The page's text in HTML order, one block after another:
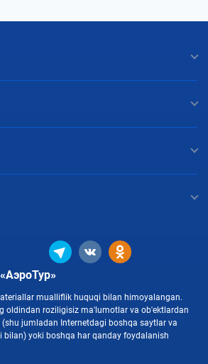
mualliflik huquqi bilan himoyalangan.
oldindan roziligisiz ma'lumotlar va ob'ektlardan
jumladan Internetdagi boshqa saytlar va
bilan) yoki boshqa har qanday foydalanish